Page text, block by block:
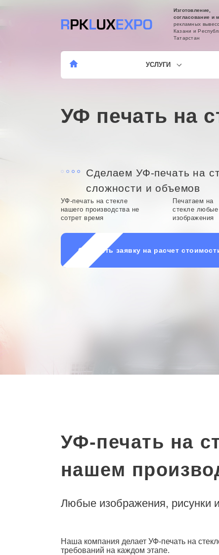
Изготовление,
согласование и
рекламных
Казани и
Татарстан
УСЛУГИ
УФ печать на
Сделаем УФ-печать на
сложности и объемов
УФ-печать на стекле
нашего производства не
сотрет время
Печатаем на
стекле любые
изображения
Оставить заявку на расчет
УФ-печать на
нашем
Любые изображения, рисунки
Наша компания делает УФ-печать на
требований на каждом этапе.